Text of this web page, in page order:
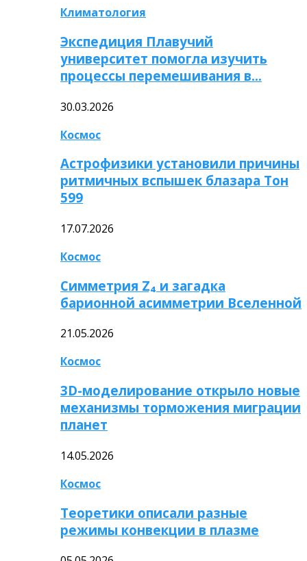
Климатология
Экспедиция Плавучий
университет помогла изучить
процессы перемешивания в…
30.03.2026
Космос
Астрофизики установили причины
ритмичных вспышек блазара Тон
599
17.07.2026
Космос
Симметрия Z₄ и загадка
барионной асимметрии Вселенной
21.05.2026
Космос
3D-моделирование открыло новые
механизмы торможения миграции
планет
14.05.2026
Космос
Теоретики описали разные
режимы конвекции в плазме